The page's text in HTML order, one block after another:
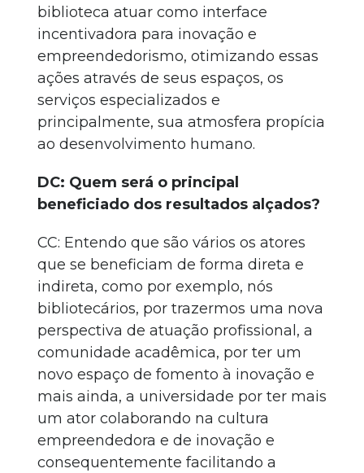
biblioteca atuar como interface
incentivadora para inovação e
empreendedorismo, otimizando essas
ações através de seus espaços, os
serviços especializados e
principalmente, sua atmosfera propícia
ao desenvolvimento humano.
DC: Quem será o principal
beneficiado dos resultados alçados?
CC: Entendo que são vários os atores
que se beneficiam de forma direta e
indireta, como por exemplo, nós
bibliotecários, por trazermos uma nova
perspectiva de atuação profissional, a
comunidade acadêmica, por ter um
novo espaço de fomento à inovação e
mais ainda, a universidade por ter mais
um ator colaborando na cultura
empreendedora e de inovação e
consequentemente facilitando a